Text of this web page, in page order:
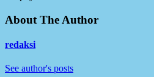
About The Author
redaksi
See author's posts